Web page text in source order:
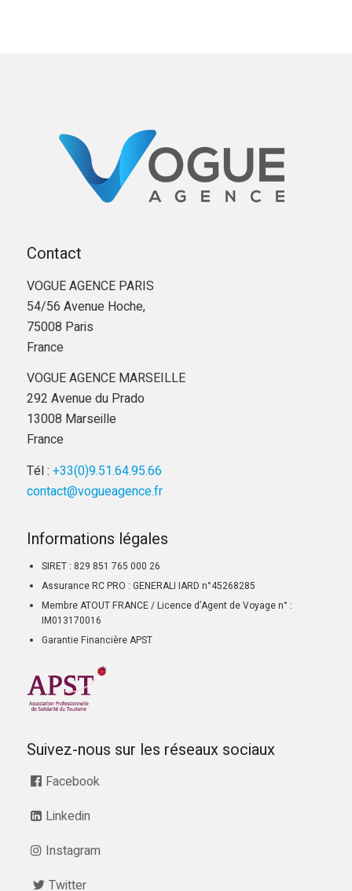
Contact
VOGUE AGENCE PARIS
54/56 Avenue Hoche,
75008 Paris
France
VOGUE AGENCE MARSEILLE
292 Avenue du Prado
13008 Marseille
France
Tél : +33(0)9.51.64.95.66
contact@vogueagence.fr
Informations légales
SIRET : 829 851 765 000 26
Assurance RC PRO : GENERALI IARD n°45268285
Membre ATOUT FRANCE / Licence d’Agent de Voyage n° :
IM013170016
Garantie Financière APST
Suivez-nous sur les réseaux sociaux
Facebook
Linkedin
Instagram
Twitter